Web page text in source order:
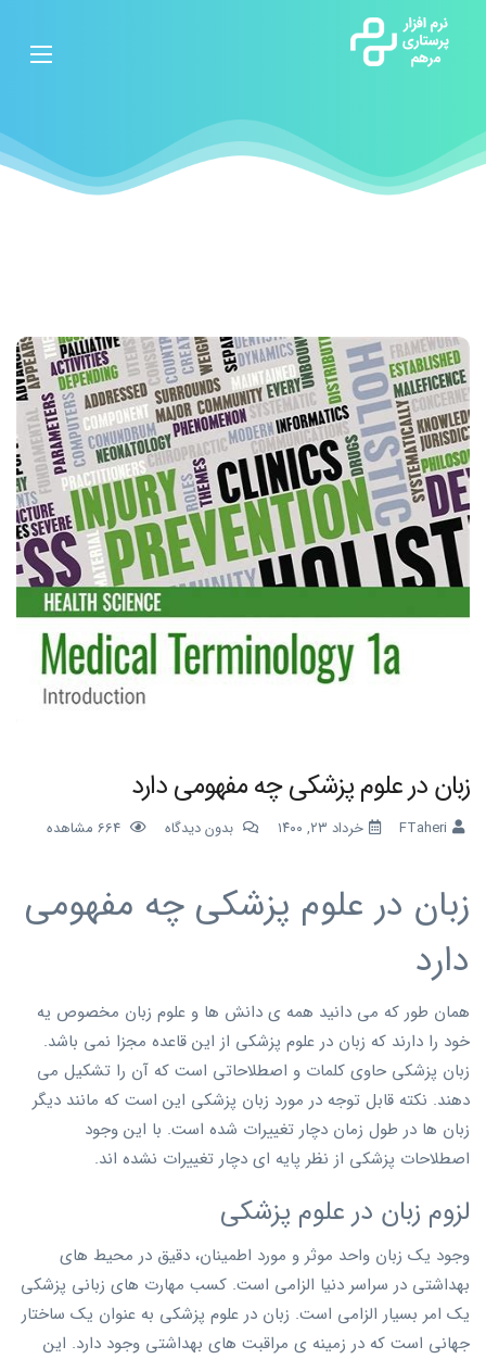
زبان در علوم پزشکی چه مفهومی دارد
FTaheri خرداد ۲۳, ۱۴۰۰ بدون دیدگاه مشاهده
زبان در علوم پزشکی چه مفهومی
دارد
همان طور که می دانید همه ی دانش ها و علوم زبان مخصوص یه
خود را دارند که زبان در علوم پزشکی از این قاعده مجزا نمی باشد.
زبان پزشکی حاوی کلمات و اصطلاحاتی است که آن را تشکیل می
دهند. نکته قابل توجه در مورد زبان پزشکی این است که مانند دیگر
زبان ها در طول زمان دچار تغییرات شده است. با این وجود
اصطلاحات پزشکی از نظر پایه ای دچار تغییرات نشده اند.
لزوم زبان در علوم پزشکی
وجود یک زبان واحد موثر و مورد اطمینان، دقیق در محیط های
بهداشتی در سراسر دنیا الزامی است. کسب مهارت های زبانی پزشکی
یک امر بسیار الزامی است. زبان در علوم پزشکی به عنوان یک ساختار
جهانی است که در زمینه ی مراقبت های بهداشتی وجود دارد. این